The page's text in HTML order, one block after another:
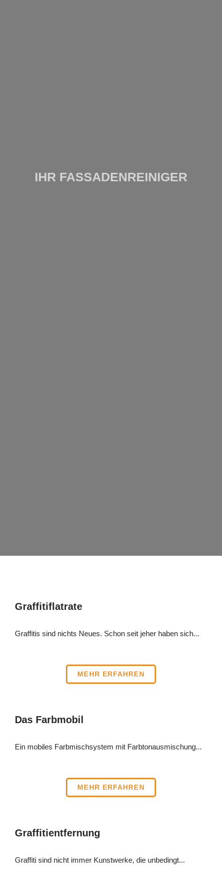
IHR FASSADENREINIGER​
Graffitiflatrate
Graffitis sind nichts Neues. Schon seit jeher haben sich...​
MEHR ERFAHREN
Das Farbmobil​
Ein mobiles Farbmischsystem mit Farbtonausmischung...​​
MEHR ERFAHREN
Graffitientfernung
Graffiti sind nicht immer Kunstwerke, die unbedingt...​